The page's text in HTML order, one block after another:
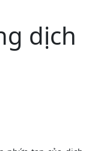
dịch